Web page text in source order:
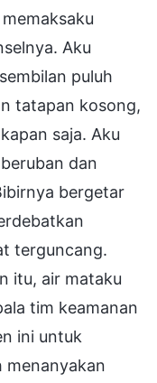
Aku
puluh
tatapan kosong,
saja. Aku
dan
bergetar
terguncang.
itu, air mataku
tim keamanan
ini untuk
menanyakan